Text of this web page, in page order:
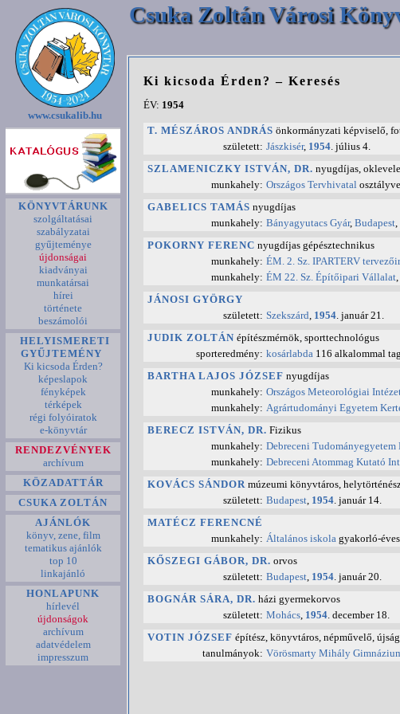
Csuka Zoltán Városi
www.csukalib.hu
KÖNYVTÁRUNK
szolgáltatásai
szabályzatai
gyűjteménye
újdonságai
kiadványai
munkatársai
hírei
története
beszámolói
HELYISMERETI
GYŰJTEMÉNY
Ki kicsoda Érden?
képeslapok
fényképek
térképek
régi folyóiratok
e-könyvtár
RENDEZVÉNYEK
archívum
KÖZADATTÁR
CSUKA ZOLTÁN
AJÁNLÓK
könyv, zene, film
tematikus ajánlók
top 10
linkajánló
HONLAPUNK
hírlevél
újdonságok
archívum
adatvédelem
impresszum
Ki kicsoda Érden? – Keresés
ÉV: 1954
T. MÉSZÁROS ANDRÁS önkormányzati képviselő,
született: Jászkisér, 1954 . július 4.
SZLAMENICZKY ISTVÁN, DR. nyugdíjas,
munkahely: Országos Tervhivatal
GABELICS TAMÁS nyugdíjas
munkahely: Bányagyutacs Gyár, Budapest
POKORNY FERENC nyugdíjas gépésztechnikus
munkahely: ÉM. 2. Sz. IPARTERV
munkahely: ÉM 22. Sz. Építőipari Vállalat
JÁNOSI GYÖRGY
született: Szekszárd 1954 . január 21.
JUDIK ZOLTÁN építészmérnök, sporttechnológus
sporteredmény: kosárlabda 116 alkalommal
BARTHA LAJOS JÓZSEF nyugdíjas
munkahely: Országos Meteorológiai
munkahely: Agrártudományi Egyetem
BERECZ ISTVÁN, DR. Fizikus
munkahely: Debreceni
munkahely: Debreceni Atommag Kutató
KOVÁCS SÁNDOR múzeumi könyvtáros,
született: Budapest 1954 . január 14.
MATÉCZ FERENCNÉ
munkahely: Általános iskola gyakorló-
KŐSZEGI GÁBOR, DR. orvos
született: Budapest 1954 . január 20.
BOGNÁR SÁRA, DR. házi gyermekorvos
született: Mohács 1954 . december 18.
VOTIN JÓZSEF építész, könyvtáros, népművelő,
tanulmányok: Vörösmarty Mihály